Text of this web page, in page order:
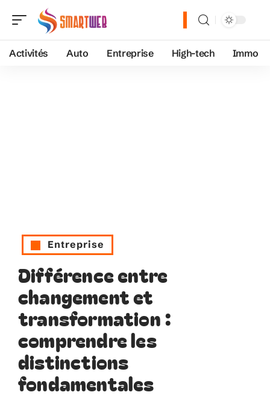
Activités Auto Entreprise High-tech Immo
Entreprise
Différence entre
changement et
transformation :
comprendre les
distinctions
fondamentales